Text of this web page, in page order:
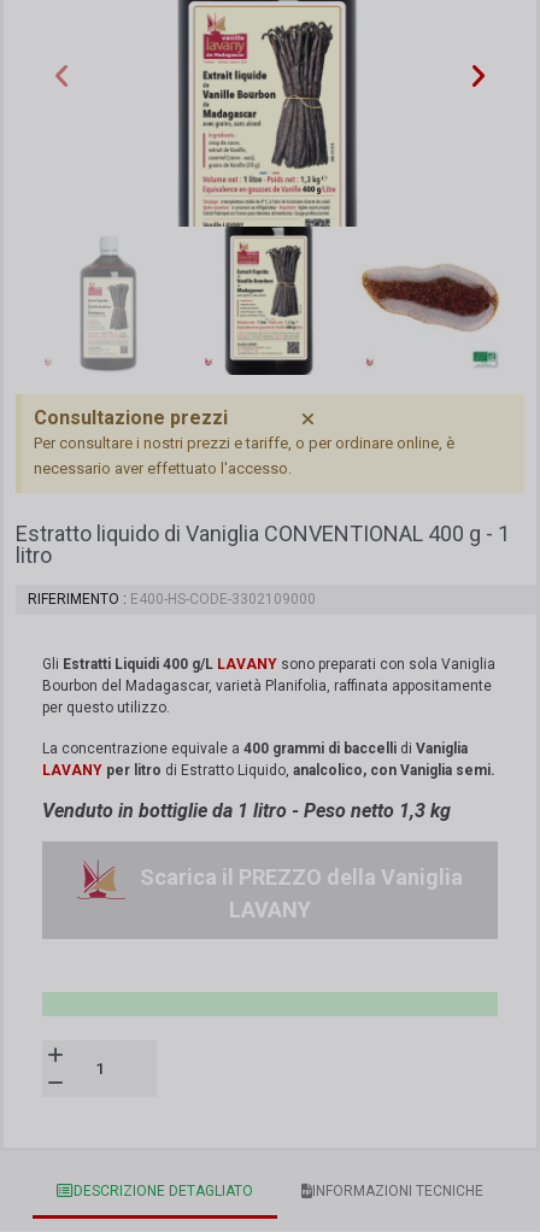
Consultazione prezzi
Per consultare i nostri prezzi e tariffe, o per ordinare online, è
necessario aver effettuato l'accesso.
Estratto liquido di Vaniglia CONVENTIONAL 400 g - 1
litro
RIFERIMENTO E400-HS-CODE-3302109000
Gli Estratti Liquidi 400 g/L LAVANY sono preparati con sola Vaniglia
Bourbon del Madagascar, varietà Planifolia, raffinata appositamente
per questo utilizzo.
La concentrazione equivale a 400 grammi di baccelli di Vaniglia
LAVANY per litro di Estratto Liquido, analcolico, con Vaniglia semi.
Venduto in bottiglie da 1 litro - Peso netto 1,3 kg
Scarica il PREZZO della Vaniglia
LAVANY
DESCRIZIONE DETAGLIATO INFORMAZIONI TECNICHE